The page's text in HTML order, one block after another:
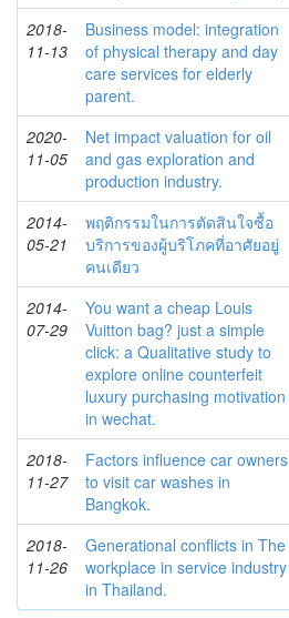
2018-
11-13
Business model: integration
of physical therapy and day
care services for elderly
parent.
2020-
11-05
Net impact valuation for oil
and gas exploration and
production industry.
2014-
05-21
พฤติกรรมในการตัดสินใจซื้อ
บริการของผู้บริโภคที่อาศัยอยู่
คนเดียว
2014-
07-29
You want a cheap Louis
Vuitton bag? just a simple
click: a Qualitative study to
explore online counterfeit
luxury purchasing motivation
in wechat.
2018-
11-27
Factors influence car owners
to visit car washes in
Bangkok.
2018-
11-26
Generational conflicts in The
workplace in service industry
in Thailand.